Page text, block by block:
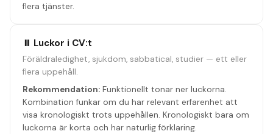
flera tjänster.
⏸️ Luckor i CV:t
Föräldraledighet, sjukdom, sabbatical, studier — ett eller
flera uppehåll.
Rekommendation: Funktionellt tonar ner luckorna.
Kombination funkar om du har relevant erfarenhet att
visa kronologiskt trots uppehållen. Kronologiskt bara om
luckorna är korta och har naturlig förklaring.